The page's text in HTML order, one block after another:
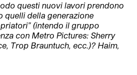
questi nuovi lavori prendono
quelli della generazione
(intendo il gruppo
con Metro Pictures: Sherry
Trop Brauntuch, ecc.)? Haim,